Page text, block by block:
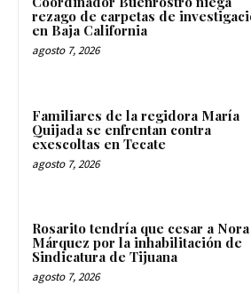
rezago de carpetas de
en Baja California
agosto 7, 2026
Familiares de la regidora María
Quijada se enfrentan contra
exescoltas en Tecate
agosto 7, 2026
Rosarito tendría que cesar a Nora
Márquez por la inhabilitación de
Sindicatura de Tijuana
agosto 7, 2026